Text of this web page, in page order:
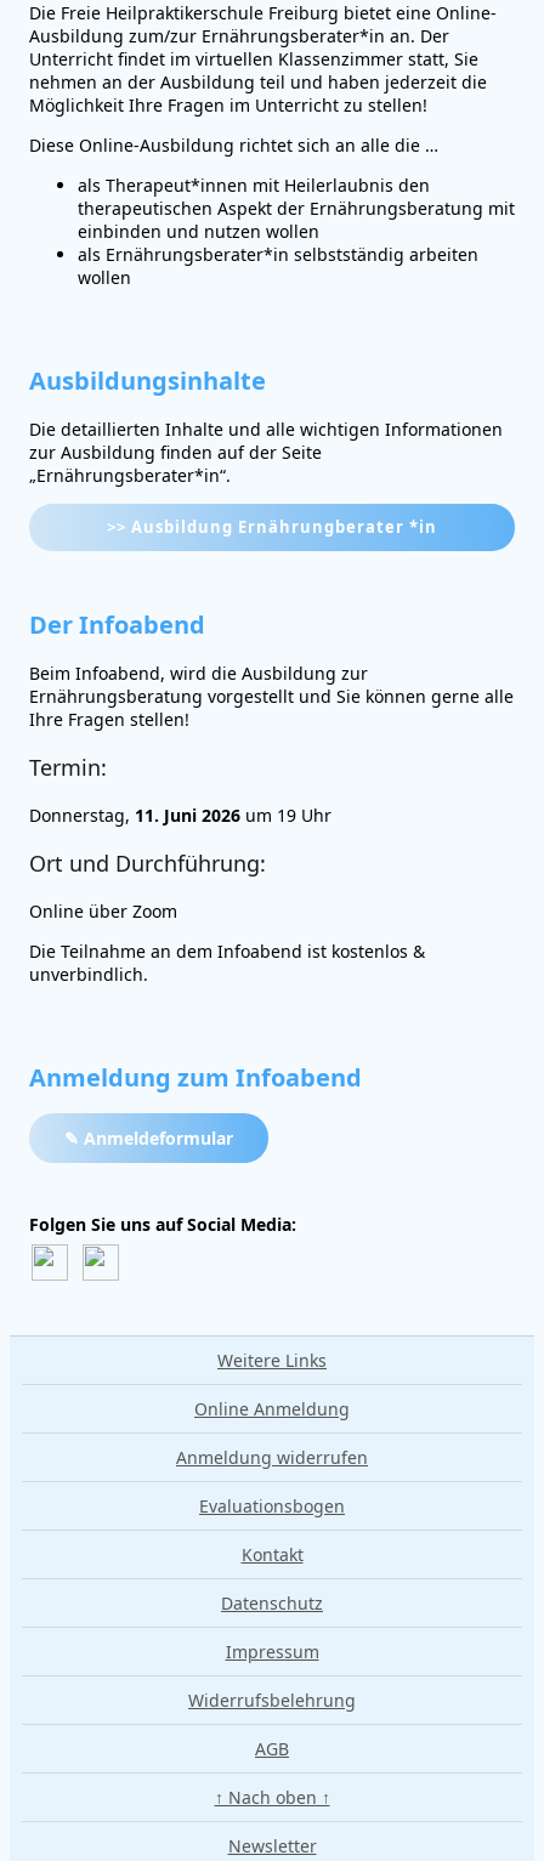
Die Freie Heilpraktikerschule Freiburg bietet eine Online-
Ausbildung zum/zur Ernährungsberater*in an. Der
Unterricht findet im virtuellen Klassenzimmer statt, Sie
nehmen an der Ausbildung teil und haben jederzeit die
Möglichkeit Ihre Fragen im Unterricht zu stellen!
Diese Online-Ausbildung richtet sich an alle die …
als Therapeut*innen mit Heilerlaubnis den
therapeutischen Aspekt der Ernährungsberatung mit
einbinden und nutzen wollen
als Ernährungsberater*in selbstständig arbeiten
wollen
Ausbildungsinhalte
Die detaillierten Inhalte und alle wichtigen Informationen
zur Ausbildung finden auf der Seite
„Ernährungsberater*in“.
>> Ausbildung Ernährungberater *in
Der Infoabend
Beim Infoabend, wird die Ausbildung zur
Ernährungsberatung vorgestellt und Sie können gerne alle
Ihre Fragen stellen!
Termin:
Donnerstag, 11. Juni 2026 um 19 Uhr
Ort und Durchführung:
Online über Zoom
Die Teilnahme an dem Infoabend ist kostenlos &
unverbindlich.
Anmeldung zum Infoabend
✎ Anmeldeformular
Folgen Sie uns auf Social Media:
Weitere Links
Online Anmeldung
Anmeldung widerrufen
Evaluationsbogen
Kontakt
Datenschutz
Impressum
Widerrufsbelehrung
AGB
↑ Nach oben ↑
Newsletter